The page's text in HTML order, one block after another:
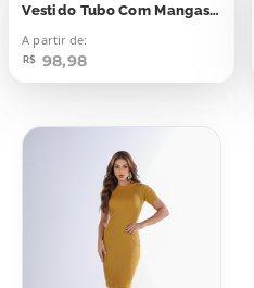
Vestido Tubo Com Mangas Rosa Seco
A partir de:
R$ 98,98